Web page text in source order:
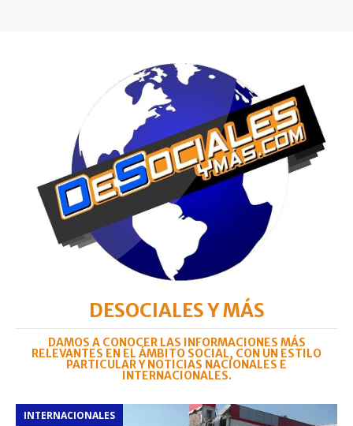
DESOCIALES Y MÁS
DAMOS A CONOCER LAS INFORMACIONES MÁS
RELEVANTES EN EL ÁMBITO SOCIAL, CON UN ESTILO
PARTICULAR Y NOTICIAS NACIONALES E
INTERNACIONALES.
INTERNACIONALES